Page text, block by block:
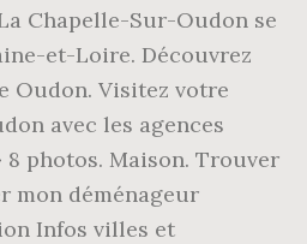
Chapelle-Sur-Oudon se
et-Loire. Découvrez
Oudon. Visitez votre
avec les agences
8 photos. Maison. Trouver
mon déménageur
Infos villes et